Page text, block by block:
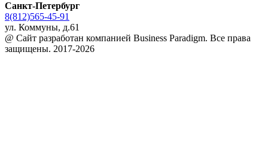
Санкт-Петербург
8(812)565-45-91
ул. Коммуны, д.61
@ Сайт разработан компанией Business Paradigm. Все права
защищены. 2017-2026